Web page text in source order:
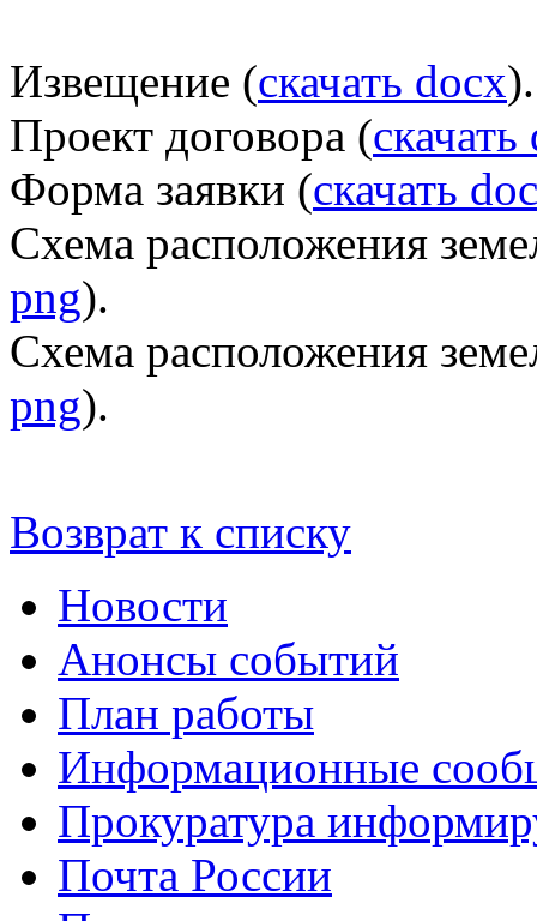
Извещение (скачать docx).
Проект договора (
Форма заявки (скачать
Схема расположения
png).
Схема расположения
png).
Возврат к списку
Новости
Анонсы событий
План работы
Информационные
Прокуратура
Почта России